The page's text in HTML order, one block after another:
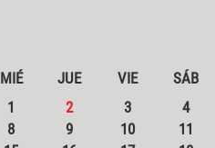
MIÉ JUE VIE
SÁB
1
2 3
4
8 9 10
11